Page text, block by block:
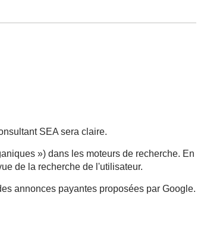
SEA sera claire.
») dans les moteurs de recherche. En
de la recherche de l'utilisateur.
annonces payantes proposées par Google.